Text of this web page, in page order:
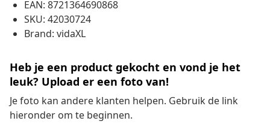
EAN: 8721364690868
SKU: 42030724
Brand: vidaXL
Heb je een product gekocht en vond je het
leuk? Upload er een foto van!
Je foto kan andere klanten helpen. Gebruik de link
hieronder om te beginnen.